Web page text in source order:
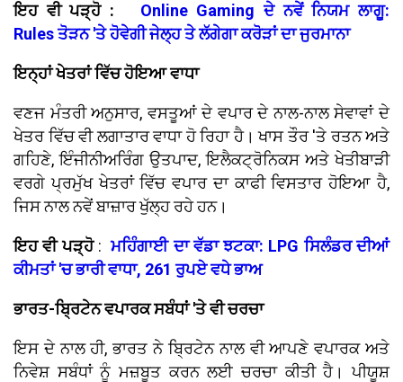
ਇਹ ਵੀ ਪੜ੍ਹੋ : Online Gaming ਦੇ ਨਵੇਂ ਨਿਯਮ ਲਾਗੂ:
Rules ਤੋੜਨ 'ਤੇ ਹੋਵੇਗੀ ਜੇਲ੍ਹ ਤੇ ਲੱਗੇਗਾ ਕਰੋੜਾਂ ਦਾ ਜੁਰਮਾਨਾ
ਇਨ੍ਹਾਂ ਖੇਤਰਾਂ ਵਿੱਚ ਹੋਇਆ ਵਾਧਾ
ਵਣਜ ਮੰਤਰੀ ਅਨੁਸਾਰ, ਵਸਤੂਆਂ ਦੇ ਵਪਾਰ ਦੇ ਨਾਲ-ਨਾਲ ਸੇਵਾਵਾਂ ਦੇ
ਖੇਤਰ ਵਿੱਚ ਵੀ ਲਗਾਤਾਰ ਵਾਧਾ ਹੋ ਰਿਹਾ ਹੈ। ਖਾਸ ਤੌਰ 'ਤੇ ਰਤਨ ਅਤੇ
ਗਹਿਣੇ, ਇੰਜੀਨੀਅਰਿੰਗ ਉਤਪਾਦ, ਇਲੈਕਟ੍ਰੋਨਿਕਸ ਅਤੇ ਖੇਤੀਬਾੜੀ
ਵਰਗੇ ਪ੍ਰਮੁੱਖ ਖੇਤਰਾਂ ਵਿੱਚ ਵਪਾਰ ਦਾ ਕਾਫੀ ਵਿਸਤਾਰ ਹੋਇਆ ਹੈ,
ਜਿਸ ਨਾਲ ਨਵੇਂ ਬਾਜ਼ਾਰ ਖੁੱਲ੍ਹ ਰਹੇ ਹਨ।
ਇਹ ਵੀ ਪੜ੍ਹੋ:ਮਹਿੰਗਾਈ ਦਾ ਵੱਡਾ ਝਟਕਾ: LPG ਸਿਲੰਡਰ ਦੀਆਂ
ਕੀਮਤਾਂ 'ਚ ਭਾਰੀ ਵਾਧਾ, 261 ਰੁਪਏ ਵਧੇ ਭਾਅ
ਭਾਰਤ-ਬ੍ਰਿਟੇਨ ਵਪਾਰਕ ਸਬੰਧਾਂ 'ਤੇ ਵੀ ਚਰਚਾ
ਇਸ ਦੇ ਨਾਲ ਹੀ, ਭਾਰਤ ਨੇ ਬ੍ਰਿਟੇਨ ਨਾਲ ਵੀ ਆਪਣੇ ਵਪਾਰਕ ਅਤੇ
ਨਿਵੇਸ਼ ਸਬੰਧਾਂ ਨੂੰ ਮਜ਼ਬੂਤ ਕਰਨ ਲਈ ਚਰਚਾ ਕੀਤੀ ਹੈ। ਪੀਯੂਸ਼